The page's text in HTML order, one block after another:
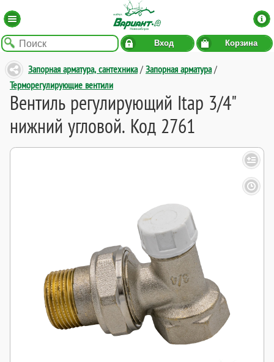
Вход Корзина
Запорная арматура, сантехника/ Запорная арматура/
Терморегулирующие вентили
Вентиль регулирующий Itap 3/4"
нижний угловой. Код 2761